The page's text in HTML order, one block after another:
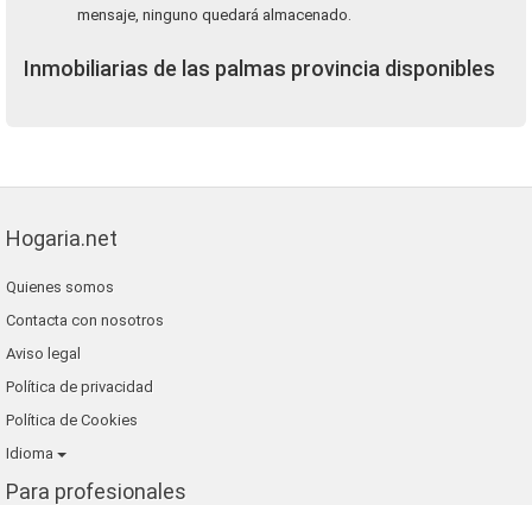
mensaje, ninguno quedará almacenado.
Inmobiliarias de las palmas provincia disponibles
Hogaria.net
Quienes somos
Contacta con nosotros
Aviso legal
Política de privacidad
Política de Cookies
Idioma
Para profesionales